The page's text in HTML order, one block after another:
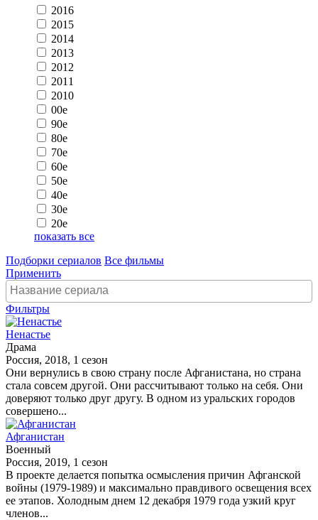
2016
2015
2014
2013
2012
2011
2010
00e
90e
80e
70e
60e
50e
40e
30e
20e
показать все
Подборки сериалов Все фильмы
Применить
Фильтры
Ненастье
Драма
Россия, 2018, 1 сезон
Они вернулись в свою страну после Афганистана, но страна
стала совсем другой. Они рассчитывают только на себя. Они
доверяют только друг другу. В одном из уральских городов
совершено...
Афганистан
Военный
Россия, 2019, 1 сезон
В проекте делается попытка осмысления причин Афганской
войны (1979-1989) и максимально правдивого освещения всех
ее этапов. Холодным днем 12 декабря 1979 года узкий круг
членов...